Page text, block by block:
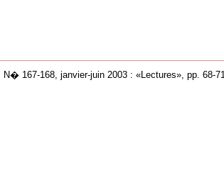
, N� 167-168, janvier-juin 2003 : «Lectures», pp. 68-71.